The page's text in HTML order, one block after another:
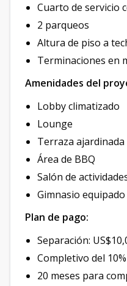
Cuarto de servicio
2 parqueos
Altura de piso a
Terminaciones en
Amenidades del
Lobby climatizado
Lounge
Terraza ajardinada
Área de BBQ
Salón de
Gimnasio equipado
Plan de pago:
Separación:
Completivo del
20 meses para